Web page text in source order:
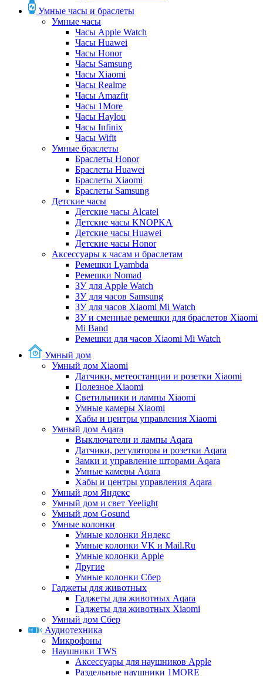
Умные часы и браслеты
Умные часы
Часы Apple Watch
Часы Huawei
Часы Honor
Часы Samsung
Часы Xiaomi
Часы Realme
Часы Amazfit
Часы 1More
Часы Haylou
Часы Infinix
Часы Wifit
Умные браслеты
Браслеты Honor
Браслеты Huawei
Браслеты Xiaomi
Браслеты Samsung
Детские часы
Детские часы Alcatel
Детские часы KNOPKA
Детские часы Huawei
Детские часы Honor
Аксессуары к часам и браслетам
Ремешки Lyambda
Ремешки Nomad
ЗУ для Apple Watch
ЗУ для часов Samsung
ЗУ для часов Xiaomi Mi Watch
ЗУ и сменные ремешки для браслетов Xiaomi
Mi Band
Ремешки для часов Xiaomi Mi Watch
Умный дом
Умный дом Xiaomi
Датчики, метеостанции и розетки Xiaomi
Полезное Xiaomi
Светильники и лампы Xiaomi
Умные камеры Xiaomi
Хабы и центры управления Xiaomi
Умный дом Aqara
Выключатели и лампы Aqara
Датчики, регуляторы и розетки Aqara
Замки и управление шторами Aqara
Умные камеры Aqara
Хабы и центры управления Aqara
Умный дом Яндекс
Умный дом и свет Yeelight
Умный дом Gosund
Умные колонки
Умные колонки Яндекс
Умные колонки VK и Mail.Ru
Умные колонки Apple
Другие
Умные колонки Сбер
Гаджеты для животных
Гаджеты для животных Aqara
Гаджеты для животных Xiaomi
Умный дом Сбер
Аудиотехника
Микрофоны
Наушники TWS
Аксессуары для наушников Apple
Раздельные наушники 1MORE